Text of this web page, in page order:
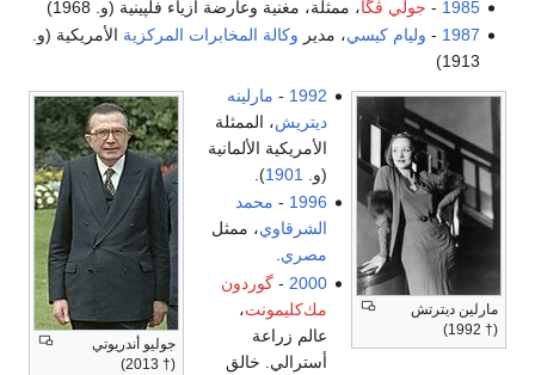
1985
- جولي ڤگا، ممثلة، مغنية وعارضة أزياء فلپينية (و. 1968)
1987
- وليام كيسي، مدير وكالة المخابرات المركزية الأمريكية (و.
1913)
مارلين ديترتش
(† 1992)
جوليو أندريوتي
(† 2013)
1992
- مارلينه
ديتريش، الممثلة
الأمريكية الألمانية
(و.
1901
).
1996
- محمد
الشرقاوي، ممثل
مصري.
2000
- گوردون
مك‌كليمونت،
عالم زراعة
أسترالي. خالق